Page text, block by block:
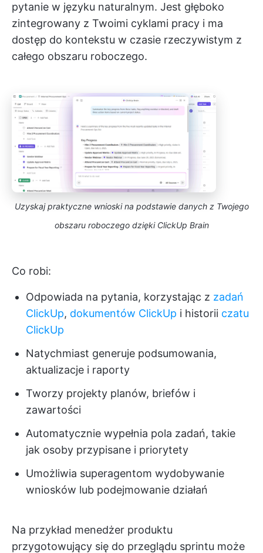
pytanie w języku naturalnym. Jest głęboko
zintegrowany z Twoimi cyklami pracy i ma
dostęp do kontekstu w czasie rzeczywistym z
całego obszaru roboczego.
Uzyskaj praktyczne wnioski na podstawie danych z Twojego
obszaru roboczego dzięki ClickUp Brain
Co robi:
Odpowiada na pytania, korzystając z zadań
ClickUp, dokumentów ClickUp i historii czatu
ClickUp
Natychmiast generuje podsumowania,
aktualizacje i raporty
Tworzy projekty planów, briefów i
zawartości
Automatycznie wypełnia pola zadań, takie
jak osoby przypisane i priorytety
Umożliwia superagentom wydobywanie
wniosków lub podejmowanie działań
Na przykład menedżer produktu
przygotowujący się do przeglądu sprintu może